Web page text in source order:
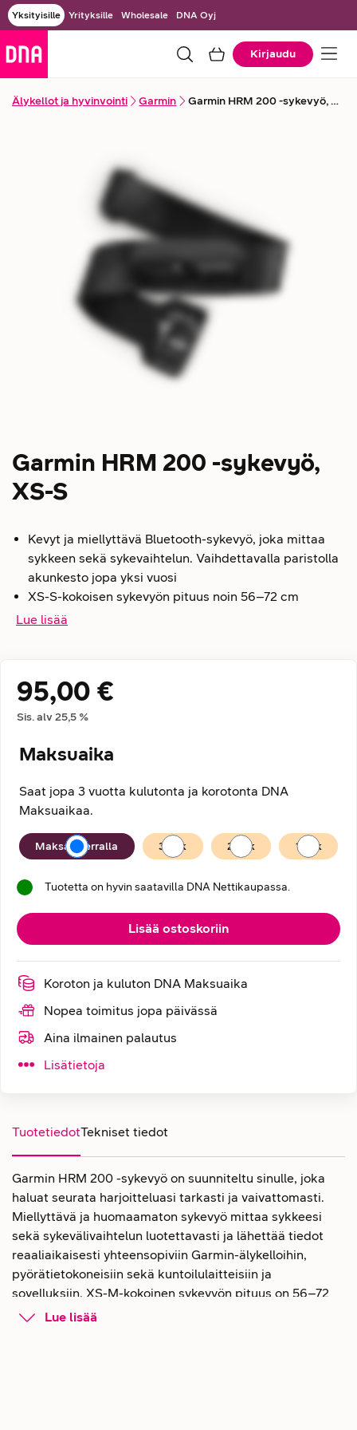
Yksityisille Yrityksille Wholesale DNA Oyj
Kirjaudu
Älykellot ja hyvinvointi Garmin Garmin HRM 200 -sykevyö, XS-S
Garmin HRM 200 -sykevyö,
XS-S
Kevyt ja miellyttävä Bluetooth-sykevyö, joka mittaa
sykkeen sekä sykevaihtelun. Vaihdettavalla paristolla
akunkesto jopa yksi vuosi
XS-S-kokoisen sykevyön pituus noin 56–72 cm
Lue lisää
Hintatiedot
95,00 €
Sis. alv25,5 %
Maksuaika
Saat jopa 3 vuotta kulutonta ja korotonta DNA
Maksuaikaa.
Maksuaika
Maksan kerralla 36 kk 24 kk 12 kk
Tuotetta on hyvin saatavilla DNA Nettikaupassa.
Lisää ostoskoriin
Koroton ja kuluton DNA Maksuaika
Nopea toimitus jopa päivässä
Aina ilmainen palautus
Lisätietoja
TuotetiedotTekniset tiedot
Garmin HRM 200 -sykevyö on suunniteltu sinulle, joka
haluat seurata harjoitteluasi tarkasti ja vaivattomasti.
Miellyttävä ja huomaamaton sykevyö mittaa sykkeesi
sekä sykevälivaihtelun luotettavasti ja lähettää tiedot
reaaliaikaisesti yhteensopiviin Garmin-älykelloihin,
pyörätietokoneisiin sekä kuntoilulaitteisiin ja
sovelluksiin. XS-M-kokoinen sykevyön pituus on 56–72
cm.
Lue lisää